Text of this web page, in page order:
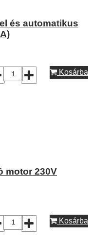
és automatikus
Kosárba
motor 230V
Kosárba